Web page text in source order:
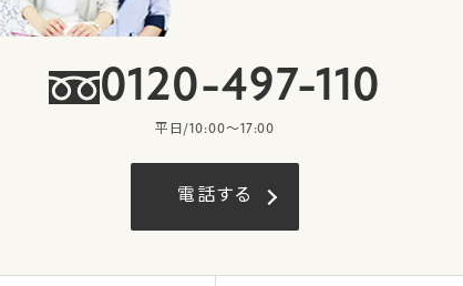
0120-497-110
平日/10:00〜17:00
電話する